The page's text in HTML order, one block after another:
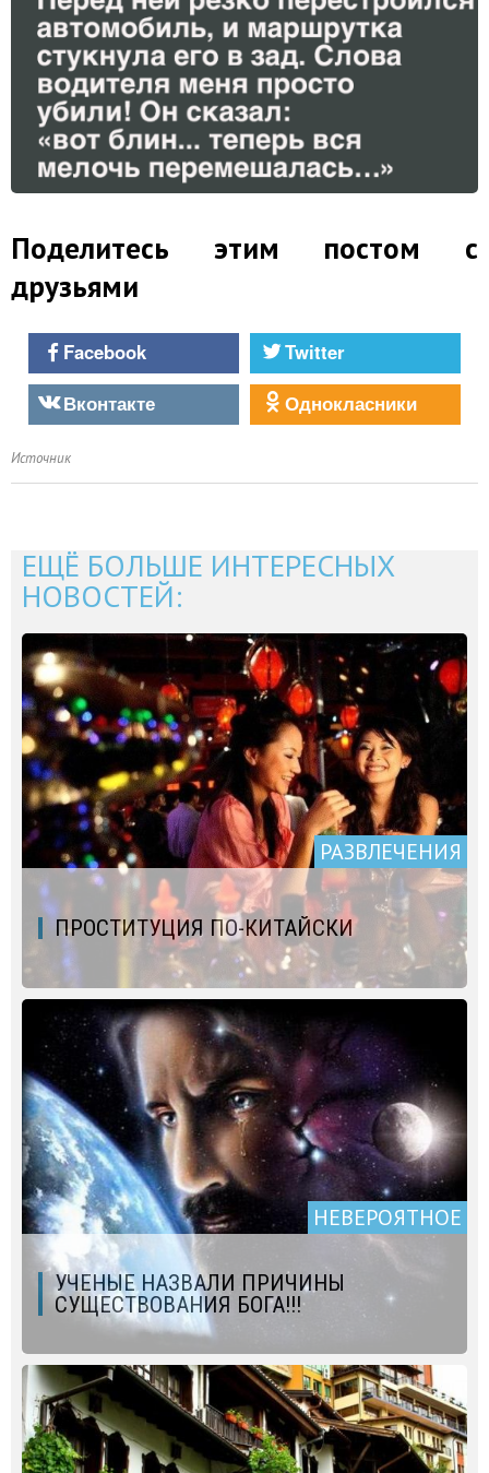
Поделитесь этим постом с
друзьями
Facebook
Twitter
Вконтакте
Однокласники
Источник
ЕЩЁ БОЛЬШЕ ИНТЕРЕСНЫХ
НОВОСТЕЙ:
РАЗВЛЕЧЕНИЯ
ПРОСТИТУЦИЯ ПО-КИТАЙСКИ
НЕВЕРОЯТНОЕ
УЧЕНЫЕ НАЗВАЛИ ПРИЧИНЫ
СУЩЕСТВОВАНИЯ БОГА!!!